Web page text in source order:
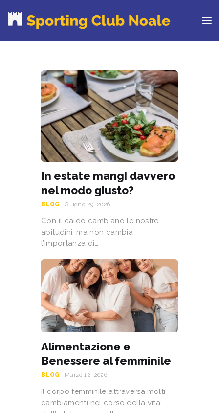
PROVA IL CLUB
CORSI
ORARI
CENTRI ESTIVI
NEWS DAL BLOG
CONTATTI
REGOLAMENTO
RINNOVA ONLINE
In estate mangi davvero
nel modo giusto?
BLOG Giugno 29, 2026
Con il caldo cambiano le nostre
abitudini, ma non cambia
l’importanza di…
Alimentazione e
Benessere al femminile
BLOG Marzo 12, 2026
Il corpo femminile attraversa molti
cambiamenti nel corso della vita: